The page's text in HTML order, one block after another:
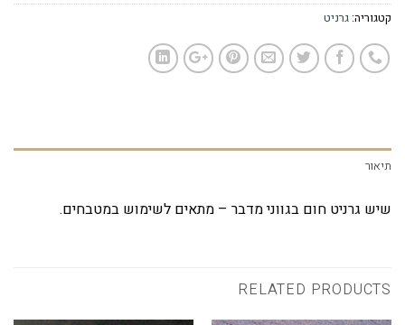
קטגוריה: גרניט
תיאור
שיש גרניט חום בגווני מדבר – מתאים לשימוש במטבחים.
RELATED PRODUCTS